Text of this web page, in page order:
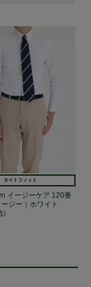
タイトフィット
イージーケア 120番
ジー｜ホワイト
)